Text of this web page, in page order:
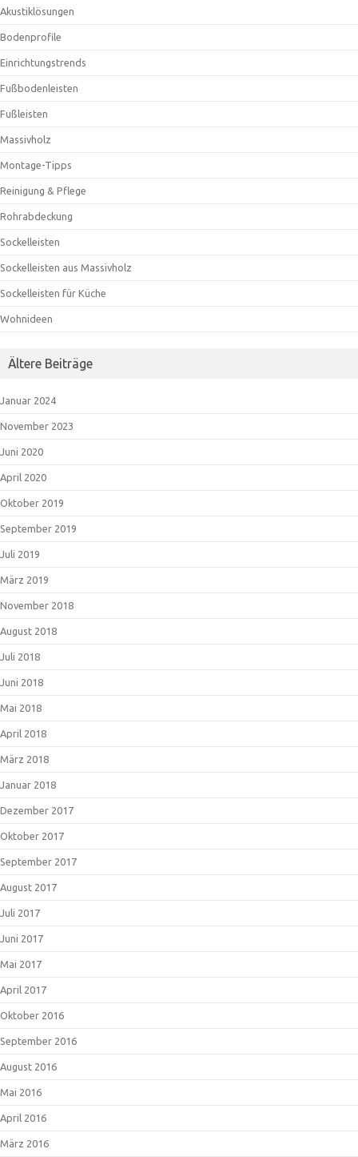
Akustiklösungen
Bodenprofile
Einrichtungstrends
Fußbodenleisten
Fußleisten
Massivholz
Montage-Tipps
Reinigung & Pflege
Rohrabdeckung
Sockelleisten
Sockelleisten aus Massivholz
Sockelleisten für Küche
Wohnideen
Ältere Beiträge
Januar 2024
November 2023
Juni 2020
April 2020
Oktober 2019
September 2019
Juli 2019
März 2019
November 2018
August 2018
Juli 2018
Juni 2018
Mai 2018
April 2018
März 2018
Januar 2018
Dezember 2017
Oktober 2017
September 2017
August 2017
Juli 2017
Juni 2017
Mai 2017
April 2017
Oktober 2016
September 2016
August 2016
Mai 2016
April 2016
März 2016